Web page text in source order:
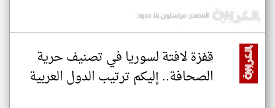
قفزة لافتة لسوريا في تصنيف حرية
الصحافة.. إليكم ترتيب الدول العربية